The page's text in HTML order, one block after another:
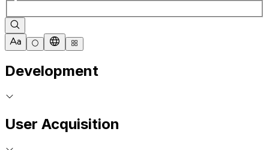
Development
User Acquisition